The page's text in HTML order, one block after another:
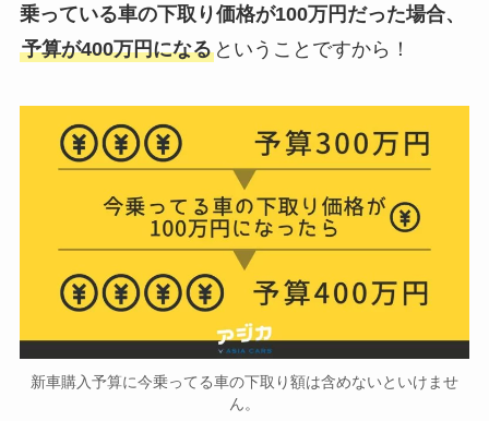
乗っている車の下取り価格が100万円だった場合、
予算が400万円になるということですから！
新車購入予算に今乗ってる車の下取り額は含めないといけませ
ん。